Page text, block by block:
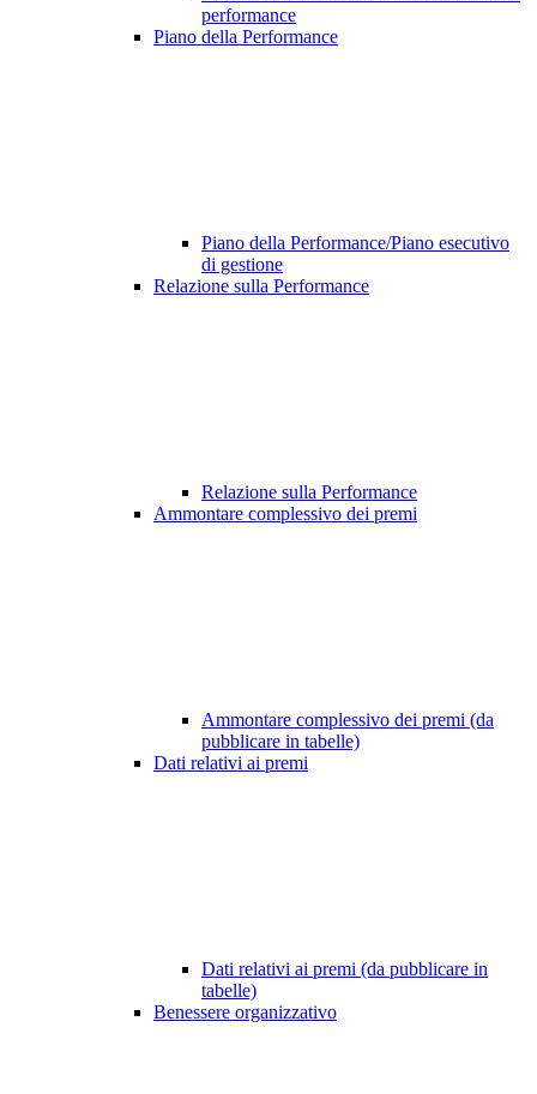
performance
Piano della Performance
Piano della Performance/Piano esecutivo
di gestione
Relazione sulla Performance
Relazione sulla Performance
Ammontare complessivo dei premi
Ammontare complessivo dei premi (da
pubblicare in tabelle)
Dati relativi ai premi
Dati relativi ai premi (da pubblicare in
tabelle)
Benessere organizzativo